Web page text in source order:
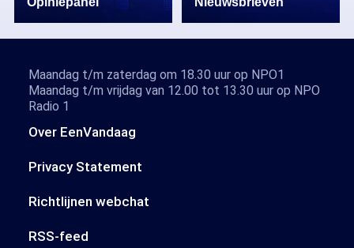
Over EenVandaag
Privacy Statement
Richtlijnen webchat
RSS-feed
Maandag t/m zaterdag om 18.30 uur op NPO1
Maandag t/m vrijdag van 12.00 tot 13.30 uur op NPO
Radio 1